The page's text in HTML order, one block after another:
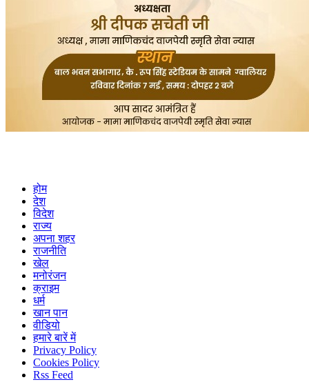
होम
देश
विदेश
राज्य
अपना शहर
राजनीति
खेल
मनोरंजन
क्राइम
धर्म
खान पान
वीडियो
हमारे बारें में
Privacy Policy
Cookies Policy
Rss Feed